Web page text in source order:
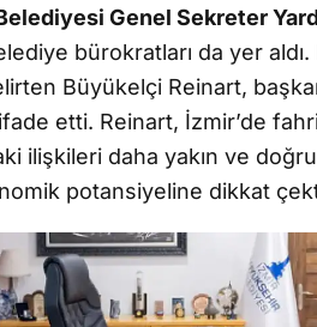
Genel Sekreter
bürokratları da yer
Büyükelçi Reinart,
etti. Reinart, İzmir’de
ilişkileri daha yakın ve
potansiyeline dikkat